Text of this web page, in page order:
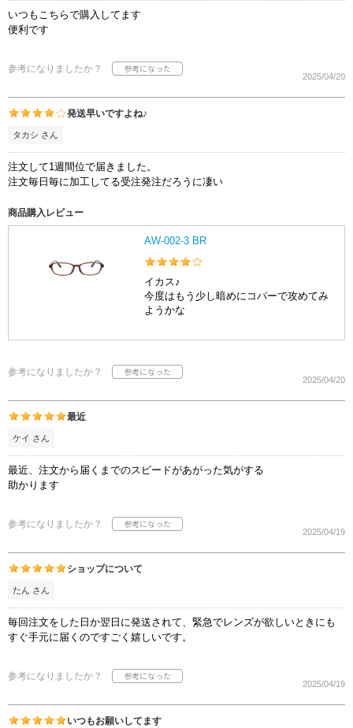
いつもこちらで購入してます
便利です
参考になりましたか？
2025/04/20
発送早いですよね♪
タカシ さん
注文して1週間位で届きました。
注文毎日毎に加工してる受注発注だろうに凄い
商品購入レビュー
AW-002-3 BR
イカス♪
今度はもう少し暗めにコパーで攻めてみ
ようかな
参考になりましたか？
2025/04/20
最近
ケイ さん
最近、注文から届くまでのスピードがあがった気がする
助かります
参考になりましたか？
2025/04/19
ショップについて
たん さん
毎回注文をした日か翌日に発送されて、緊急でレンズが欲しいときにも
すぐ手元に届くのですごく嬉しいです。
参考になりましたか？
2025/04/19
いつもお願いしてます